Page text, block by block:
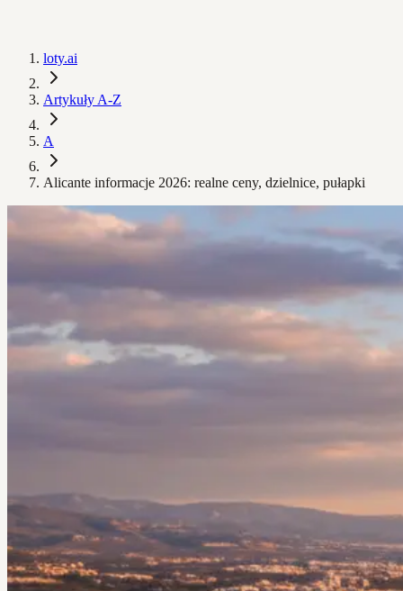
loty.ai
Artykuły A-Z
A
Alicante informacje 2026: realne ceny, dzielnice, pułapki